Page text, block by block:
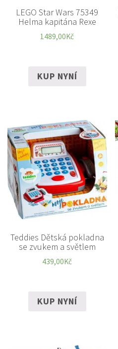
LEGO Star Wars 75349
Helma kapitána Rexe
1489,00Kč
KUP NYNÍ
Teddies Dětská pokladna
se zvukem a světlem
439,00Kč
KUP NYNÍ